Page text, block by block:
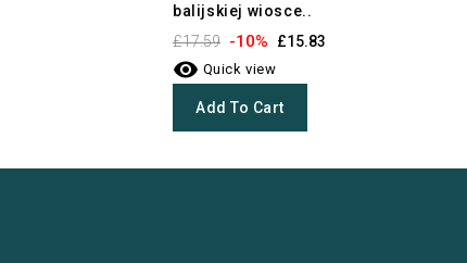
balijskiej wiosce..
£17.59 -10% £15.83
 Quick view
Add To Cart